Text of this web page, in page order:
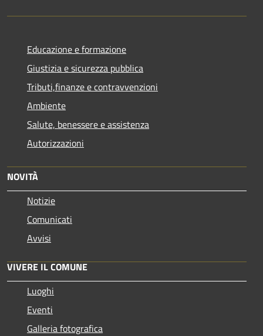
Educazione e formazione
Giustizia e sicurezza pubblica
Tributi,finanze e contravvenzioni
Ambiente
Salute, benessere e assistenza
Autorizzazioni
NOVITÀ
Notizie
Comunicati
Avvisi
VIVERE IL COMUNE
Luoghi
Eventi
Galleria fotografica